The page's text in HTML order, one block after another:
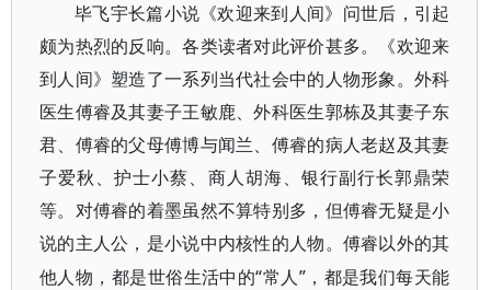
毕飞宇长篇小说《欢迎来到人间》问世后，引起
颇为热烈的反响。各类读者对此评价甚多。《欢迎来
到人间》塑造了一系列当代社会中的人物形象。外科
医生傅睿及其妻子王敏鹿、外科医生郭栋及其妻子东
君、傅睿的父母傅博与闻兰、傅睿的病人老赵及其妻
子爱秋、护士小蔡、商人胡海、银行副行长郭鼎荣
等。对傅睿的着墨虽然不算特别多，但傅睿无疑是小
说的主人公，是小说中内核性的人物。傅睿以外的其
他人物，都是世俗生活中的“常人”，都是我们每天能